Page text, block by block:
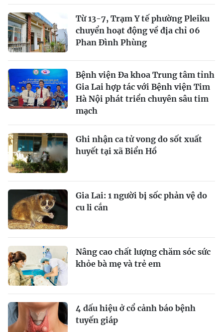
Từ 13-7, Trạm Y tế phường Pleiku
chuyển hoạt động về địa chỉ 06
Phan Đình Phùng
Bệnh viện Đa khoa Trung tâm tỉnh
Gia Lai hợp tác với Bệnh viện Tim
Hà Nội phát triển chuyên sâu tim
mạch
Ghi nhận ca tử vong do sốt xuất
huyết tại xã Biển Hồ
Gia Lai: 1 người bị sốc phản vệ do
cu li cắn
Nâng cao chất lượng chăm sóc sức
khỏe bà mẹ và trẻ em
4 dấu hiệu ở cổ cảnh báo bệnh
tuyến giáp